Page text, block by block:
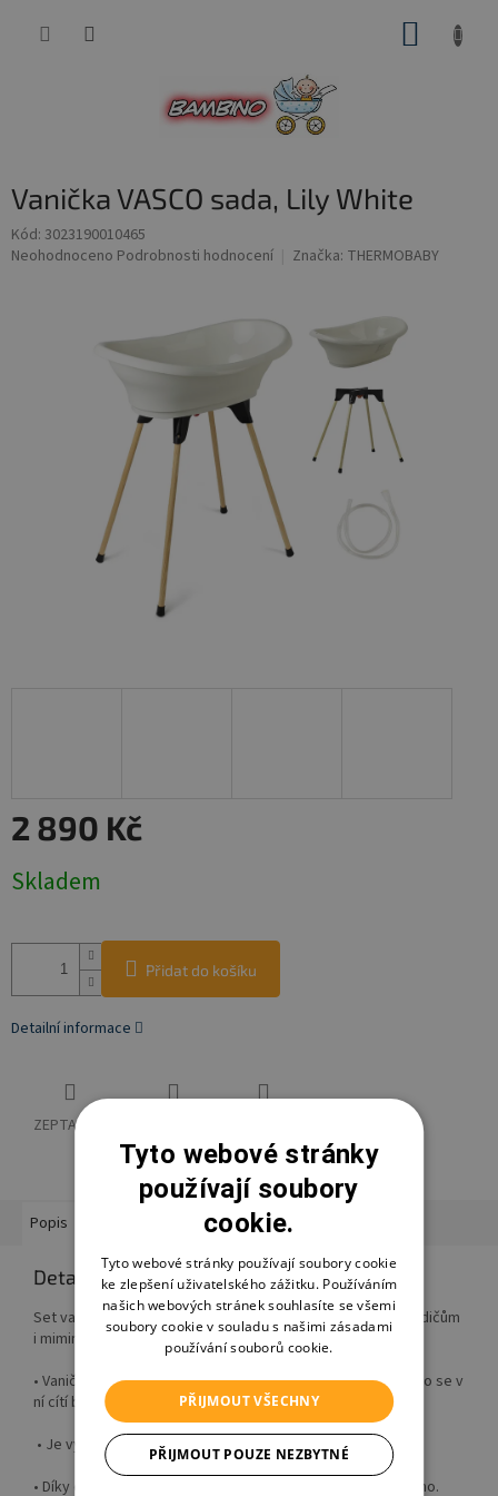
Vanička VASCO sada, Lily White
Kód: 3023190010465
Průměrné
Neohodnoceno Podrobnosti hodnocení Značka: THERMOBABY
2 890 Kč
cena:
Skladem
Přidat do košíku
Detailní informace
ZEPTAT SE
Popis Diskuze Značka
Detailní popis produktu
Set vaničky a stojanu Vasco usnadní a zpříjemní koupání rodičům
i miminku.
• Vanička Vasco má hladký povrch bez ostrých hran. Miminko se v
ní cítí bezpečně.
• Je vyrobená z nezávadných materiálů.
• Díky dostatečné velikosti vám bude sloužit opravdu dlouho.
Tyto webové stránky
používají soubory
cookie.
Tyto webové stránky používají soubory cookie
ke zlepšení uživatelského zážitku. Používáním
našich webových stránek souhlasíte se všemi
soubory cookie v souladu s našimi zásadami
používání souborů cookie.
PŘIJMOUT VŠECHNY
PŘIJMOUT POUZE NEZBYTNÉ